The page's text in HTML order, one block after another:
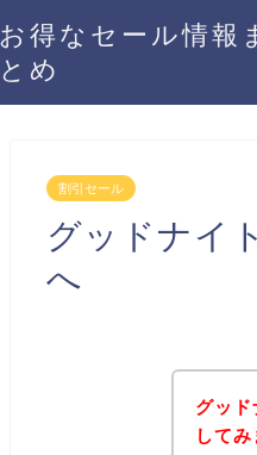
お得なセール情報
とめ
割引セール
グッドナイ
へ
グッ
して